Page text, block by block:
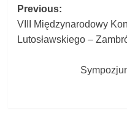
Post
navigation
Previous:
VIII Międzynarodowy
Lutosławskiego –